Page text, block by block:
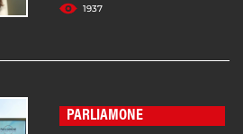
1937
PARLIAMONE